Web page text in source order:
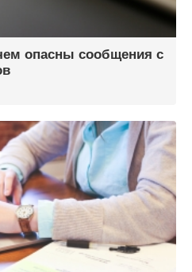
опасны сообщения с